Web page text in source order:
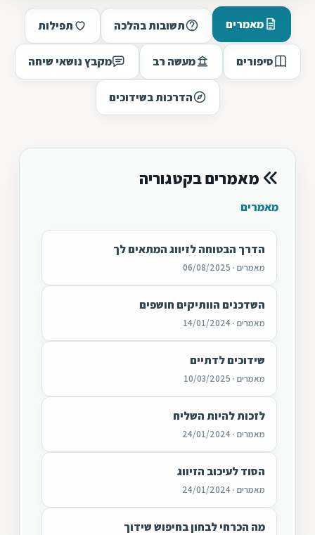
מאמרים תשובות בהלכה תפילות
סיפורים מעשה רב מקבץ נושאי שיחה
הדרכות בשידוכים
מאמרים בקטגוריה
מאמרים
הדרך הבטוחה לזיווג המתאים לך
מאמרים · 06/08/2025
השדכנים הוותיקים חושפים
מאמרים · 14/01/2024
שידוכים לדתיים
מאמרים · 10/03/2025
לזכות להיות השליח
מאמרים · 24/01/2024
הסוד לעיכוב הזיווג
מאמרים · 24/01/2024
מה הכרחי לבחון בחיפוש שידוך